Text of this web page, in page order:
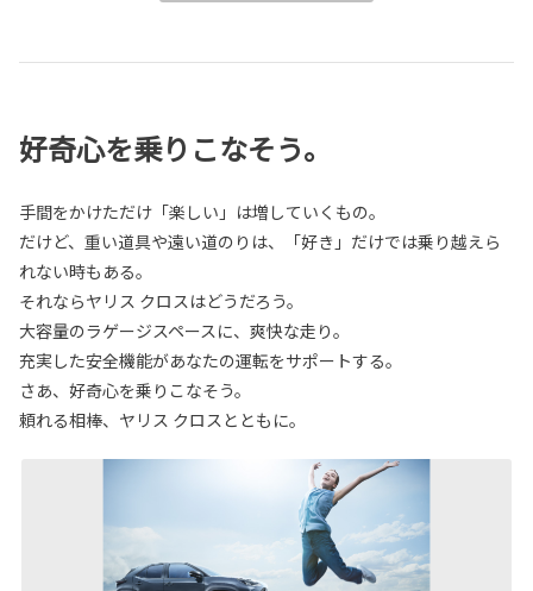
好奇心を乗りこなそう。
手間をかけただけ「楽しい」は増していくもの。
だけど、重い道具や遠い道のりは、「好き」だけでは乗り越えら
れない時もある。
それならヤリス クロスはどうだろう。
大容量のラゲージスペースに、爽快な走り。
充実した安全機能があなたの運転をサポートする。
さあ、好奇心を乗りこなそう。
頼れる相棒、ヤリス クロスとともに。